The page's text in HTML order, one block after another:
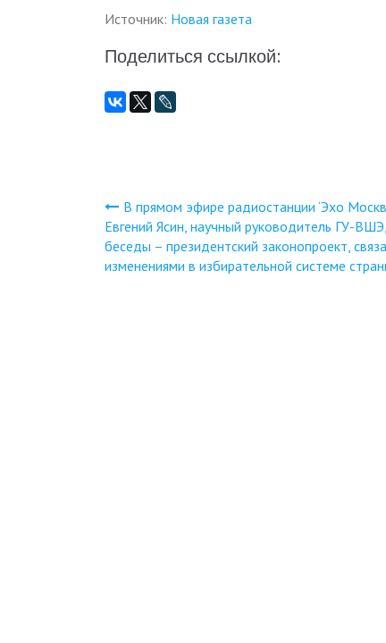
Источник: Новая газета
Поделиться ссылкой:
Навигация
по
В прямом эфире радиостанции ‘Эхо
Евгений Ясин, научный руководитель ГУ-
беседы – президентский законопроект,
изменениями в избирательной системе